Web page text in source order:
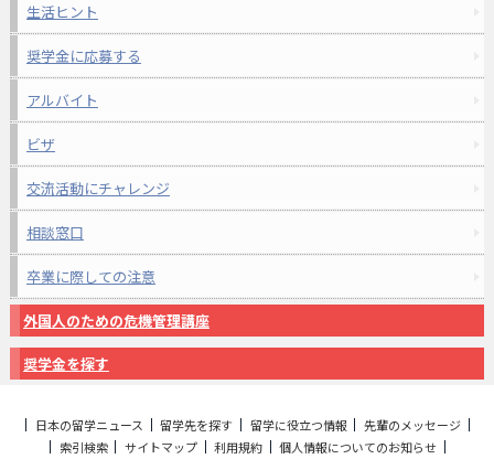
生活ヒント
奨学金に応募する
アルバイト
ビザ
交流活動にチャレンジ
相談窓口
卒業に際しての注意
外国人のための危機管理講座
奨学金を探す
日本の留学ニュース 留学先を探す 留学に役立つ情報
先輩のメッセージ
索引検索
サイトマップ 利用規約
個人情報についてのお知らせ